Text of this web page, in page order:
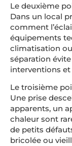
Le deuxième
Dans un local
comment
équipements
climatisation
séparation
interventions et
Le troisième
Une prise
apparents, un
chaleur sont
de petits
bricolée ou